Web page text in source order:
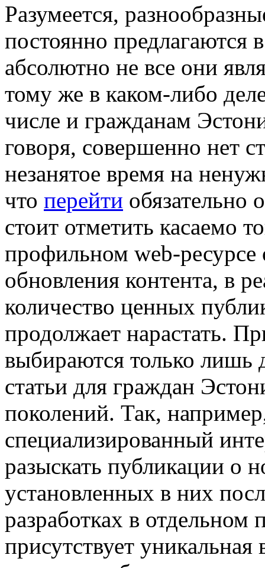
Рaзумeeтся,
постоянно предлагаются
абсолютно не все они
тому же в каком-либо
числе и гражданам
говоря, совершенно нет
незанятое время на
что перейти обязательно
стоит отметить касаемо
профильном web-ресурсе
обновления контента, в
количество ценных
продолжает нарастать.
выбираются только лишь
статьи для граждан
поколений. Так,
специализированный
разыскать публикации о
установленных в них
разработках в
присутствует